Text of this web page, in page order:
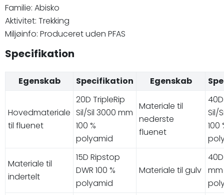
Familie: Abisko
Aktivitet: Trekking
Miljøinfo: Produceret uden PFAS
Specifikation
Egenskab Specifikation Egenskab
Hovedmateriale
til fluenet
20D TripleRip
Sil/Sil 3000 mm
100 %
polyamid
Materiale til
nederste
fluenet
Sil/
100
Materiale til
indertelt
15D Ripstop
DWR 100 %
polyamid
Materiale til gulv mm